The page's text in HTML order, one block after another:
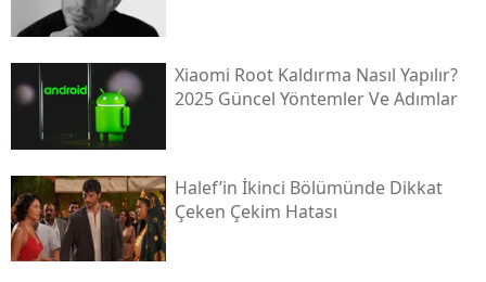
Xiaomi Root Kaldırma Nasıl Yapılır?
2025 Güncel Yöntemler Ve Adımlar
Halef’in İkinci Bölümünde Dikkat
Çeken Çekim Hatası